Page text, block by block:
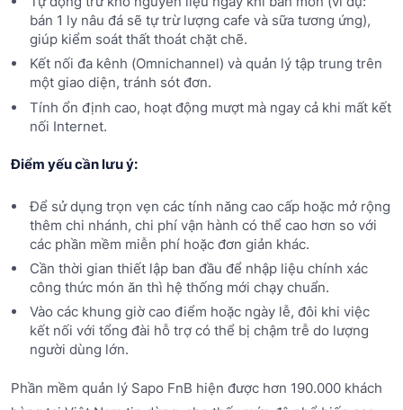
bán 1 ly nâu đá sẽ tự trừ lượng cafe và sữa tương ứng),
giúp kiểm soát thất thoát chặt chẽ.
Kết nối đa kênh (Omnichannel) và quản lý tập trung trên
một giao diện, tránh sót đơn.
Tính ổn định cao, hoạt động mượt mà ngay cả khi mất kết
nối Internet.
Điểm yếu cần lưu ý:
Để sử dụng trọn vẹn các tính năng cao cấp hoặc mở rộng
thêm chi nhánh, chi phí vận hành có thể cao hơn so với
các phần mềm miễn phí hoặc đơn giản khác.
Cần thời gian thiết lập ban đầu để nhập liệu chính xác
công thức món ăn thì hệ thống mới chạy chuẩn.
Vào các khung giờ cao điểm hoặc ngày lễ, đôi khi việc
kết nối với tổng đài hỗ trợ có thể bị chậm trễ do lượng
người dùng lớn.
Phần mềm quản lý Sapo FnB hiện được hơn 190.000 khách